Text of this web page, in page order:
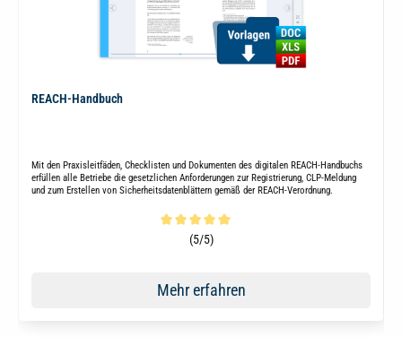
REACH-Handbuch
Mit den Praxisleitfäden, Checklisten und Dokumenten des digitalen REACH-Handbuchs
erfüllen alle Betriebe die gesetzlichen Anforderungen zur Registrierung, CLP-Meldung
und zum Erstellen von Sicherheitsdatenblättern gemäß der REACH-Verordnung.
Durchschnittliche Bewertung von 5 von 5 Sternen
(5/5)
Mehr erfahren